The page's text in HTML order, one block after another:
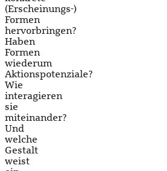
(Erscheinungs-)
Formen
hervorbringen?
Haben
Formen
wiederum
Aktionspotenziale?
Wie
interagieren
sie
miteinander?
Und
welche
Gestalt
weist